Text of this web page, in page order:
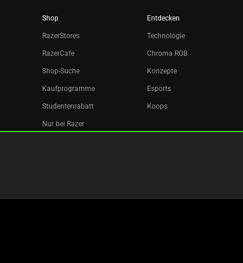
Shop
RazerStores
RazerCafe
Shop-Suche
Kaufprogramme
Studentenrabatt
Nur bei Razer
Entdecken
Technologie
Chroma RGB
Konzepte
Esports
Koops